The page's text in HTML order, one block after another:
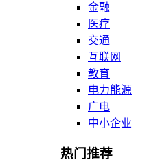
金融
医疗
交通
互联网
教育
电力能源
广电
中小企业
热门推荐